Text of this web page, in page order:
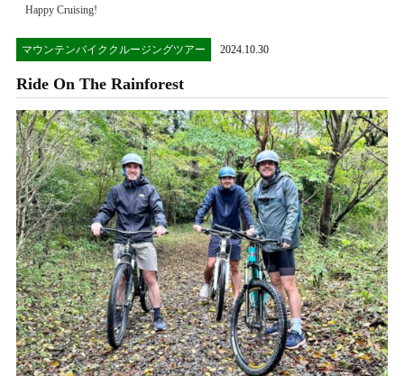
Happy Cruising!
マウンテンバイククルージングツアー 2024.10.30
Ride On The Rainforest